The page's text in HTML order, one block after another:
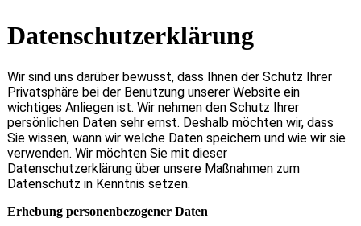
Datenschutz­erklärung
Wir sind uns darüber bewusst, dass Ihnen der Schutz Ihrer
Privatsphäre bei der Benutzung unserer Website ein
wichtiges Anliegen ist. Wir nehmen den Schutz Ihrer
persönlichen Daten sehr ernst. Deshalb möchten wir, dass
Sie wissen, wann wir welche Daten speichern und wie wir sie
verwenden. Wir möchten Sie mit dieser
Datenschutzerklärung über unsere Maßnahmen zum
Datenschutz in Kenntnis setzen.
Erhebung personenbezogener Daten